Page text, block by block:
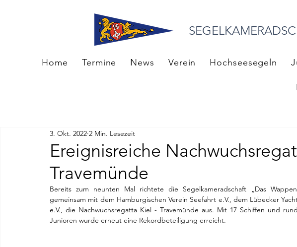
Home Termine News Verein Hochseesegeln
Ereignisreiche
Travemünde
3. Okt. 2022 2 Min. Lesezeit
Bereits zum neunten Mal richtete die Segelkameradschaft „Das
gemeinsam mit dem Hamburgischen Verein Seefahrt e.V., dem Lübecker
e.V., die Nachwuchsregatta Kiel - Travemünde aus. Mit 17 Schiffen und
Junioren wurde erneut eine Rekordbeteiligung erreicht.